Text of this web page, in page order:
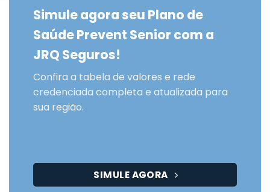
Simule agora seu Plano de
Saúde Prevent Senior com a
JRQ Seguros!
Confira a tabela de valores e rede
credenciada completa e atualizada para
sua região.
SIMULE AGORA